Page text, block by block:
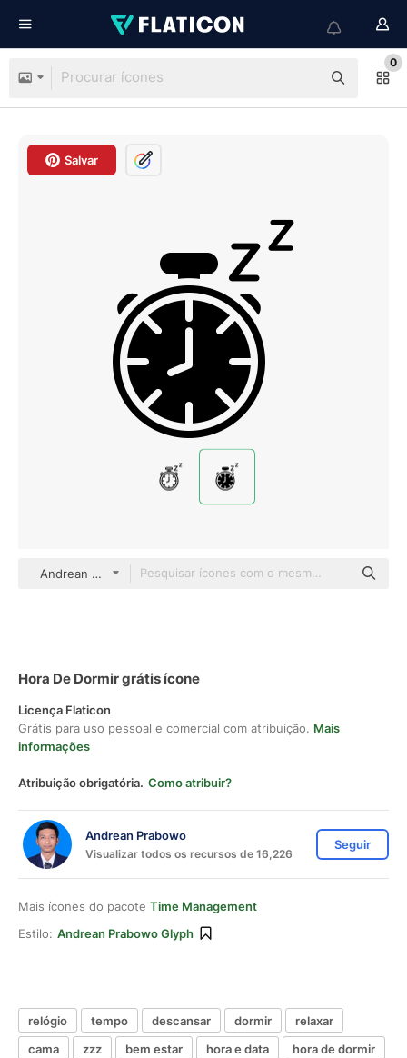
0
Salvar
Andrean Prabowo Glyph
Hora De Dormir grátis ícone
Licença Flaticon
Grátis para uso pessoal e comercial com atribuição. Mais
informações
Atribuição obrigatória. Como atribuir?
Andrean Prabowo
Visualizar todos os recursos de 16,226
Seguir
Mais ícones do pacote Time Management
Estilo: Andrean Prabowo Glyph
relógio tempo descansar dormir
relaxar
cama
zzz bem estar hora e data hora de dormir